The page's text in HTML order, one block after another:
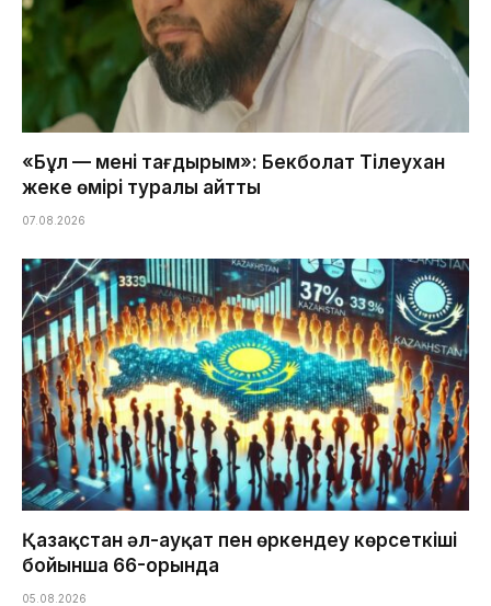
«Бұл — менің тағдырым»: Бекболат Тілеухан
жеке өмірі туралы айтты
07.08.2026
Қазақстан әл-ауқат пен өркендеу көрсеткіші
бойынша 66-орында
05.08.2026